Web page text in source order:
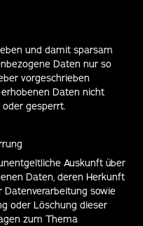
und damit sparsam
Daten nur so
vorgeschrieben
Daten nicht
gesperrt.
Auskunft über
Daten, deren Herkunft
sowie
oder Löschung dieser
zum Thema